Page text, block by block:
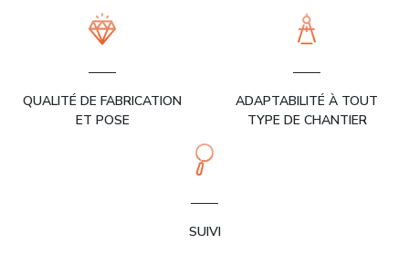
QUALITÉ DE FABRICATION
ET POSE
ADAPTABILITÉ À TOUT
TYPE DE CHANTIER
SUIVI